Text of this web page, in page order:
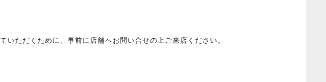
ただくために、事前に店舗へお問い合せの上ご来店ください。